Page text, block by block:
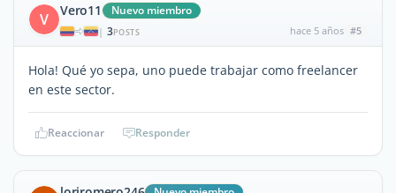
V Vero11 Nuevo miembro
| 3POSTS hace 5 años #5
Hola! Qué yo sepa, uno puede trabajar como freelancer
en este sector.
Reaccionar Responder